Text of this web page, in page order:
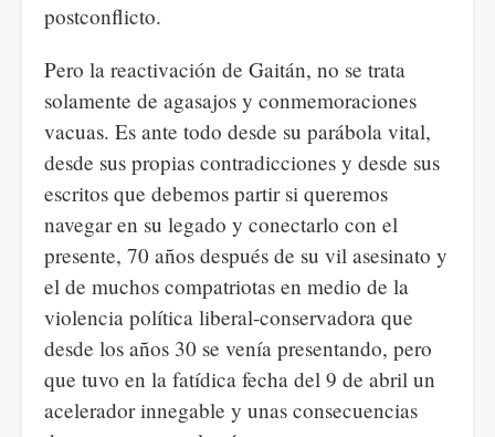
postconflicto.
Pero la reactivación de Gaitán, no se trata
solamente de agasajos y conmemoraciones
vacuas. Es ante todo desde su parábola vital,
desde sus propias contradicciones y desde sus
escritos que debemos partir si queremos
navegar en su legado y conectarlo con el
presente, 70 años después de su vil asesinato y
el de muchos compatriotas en medio de la
violencia política liberal-conservadora que
desde los años 30 se venía presentando, pero
que tuvo en la fatídica fecha del 9 de abril un
acelerador innegable y unas consecuencias